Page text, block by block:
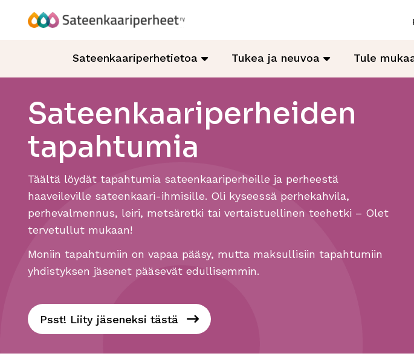
sisältöön
Sateenkaariperhetietoa Tukea ja neuvoa Tule
Sateenkaariperheiden
tapahtumia
Täältä löydät tapahtumia sateenkaariperheille ja perheestä
haaveileville sateenkaari-ihmisille. Oli kyseessä perhekahvila,
perhevalmennus, leiri, metsäretki tai vertaistuellinen teehetki – Olet
tervetullut mukaan!
Moniin tapahtumiin on vapaa pääsy, mutta maksullisiin tapahtumiin
yhdistyksen jäsenet pääsevät edullisemmin.
Psst! Liity jäseneksi tästä